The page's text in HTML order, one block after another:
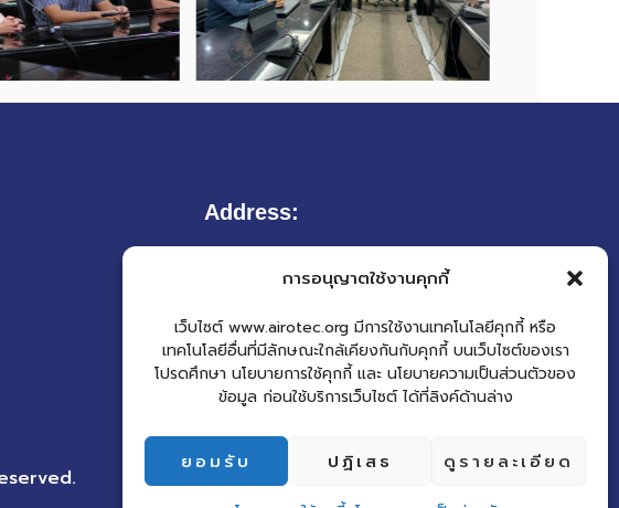
การอนุญาตใช้งานคุกกี้
เว็บไซต์ www.airotec.org มีการใช้งานเทคโนโลยีคุกกี้ หรือ
เทคโนโลยีอื่นที่มีลักษณะใกล้เคียงกันกับคุกกี้ บนเว็บไซต์ของเรา
โปรดศึกษา นโยบายการใช้คุกกี้ และ นโยบายความเป็นส่วนตัวของ
ข้อมูล ก่อนใช้บริการเว็บไซต์ ได้ที่ลิงค์ด้านล่าง
ยอมรับ ปฏิเสธ ดูรายละเอียด
Address:
Chiang Mai Rajabhat University
202 Chang Pueak Road., Tambon Chang
Pueak, Maung, Chiang Mai 50300